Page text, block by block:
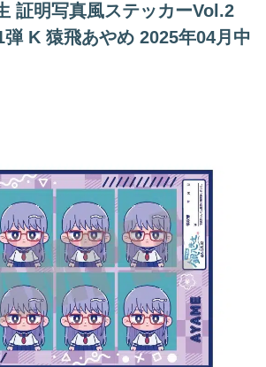
証明写真風ステッカーVol.2
弾 K 猿飛あやめ 2025年04月中